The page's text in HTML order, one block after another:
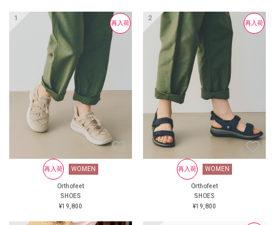
#orthofeet #オーソフィート #
ハンズフリーシューズ
#handsfreeshoes #健康投資 #痛
くない靴 #蒸れない靴 #疲れ
にくい靴
ンストレス」に変える1足を選
ぼう！ ＜直営店舗＞ オーソ
フィート新宿 オーソフィート
伊勢丹立川 オーソフィート
大丸京都店 オーソフィート
阪神 オーソフィート西宮阪急
オーソフィート鶴屋百貨店 ＜
オンラインショップ＞
https://www.orthofeet.jp/
#orthofeet #オーソフィート #
ハンズフリーシューズ
#handsfreeshoes #健康投資 #痛
くない靴 #蒸れない靴 #疲れ
にくい靴
再入荷
再入荷 WOMEN
Orthofeet
SHOES
¥19,800
再入荷
再入荷 WOMEN
Orthofeet
SHOES
¥19,800
再入荷
再入荷 WOMEN
Orthofeet
SHOES
¥19,800
WOMEN
Orthofeet
SHOES
¥24,200